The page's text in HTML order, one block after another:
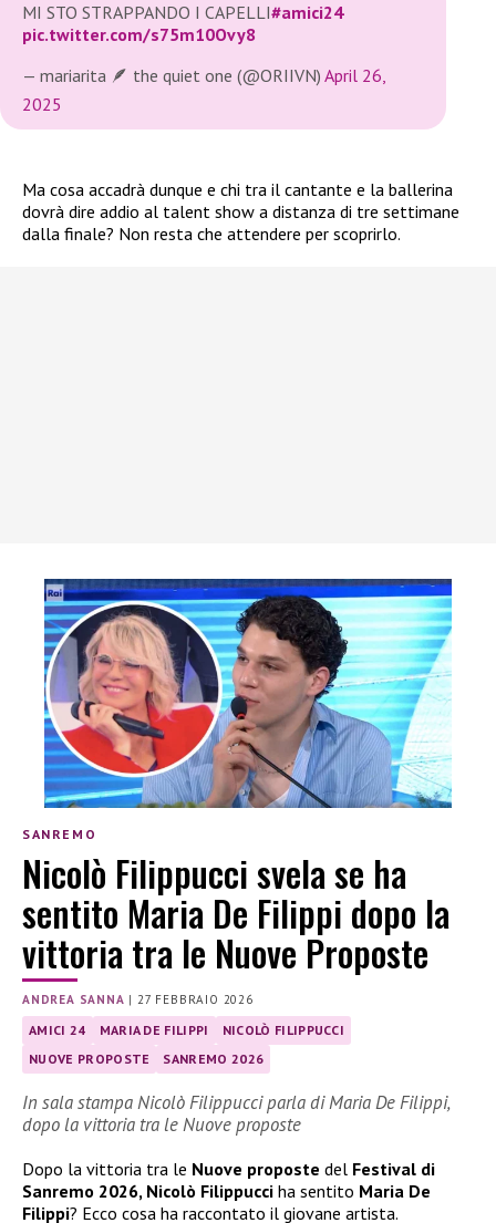
MI STO STRAPPANDO I CAPELLI#amici24
pic.twitter.com/s75m10Ovy8
— mariarita 🪶 the quiet one (@ORIIVN) April 26,
2025
Ma cosa accadrà dunque e chi tra il cantante e la ballerina
dovrà dire addio al talent show a distanza di tre settimane
dalla finale? Non resta che attendere per scoprirlo.
SANREMO
Nicolò Filippucci svela se ha
sentito Maria De Filippi dopo la
vittoria tra le Nuove Proposte
ANDREA SANNA | 27 FEBBRAIO 2026
AMICI 24 MARIA DE FILIPPI
NICOLÒ FILIPPUCCI
NUOVE PROPOSTE
SANREMO 2026
In sala stampa Nicolò Filippucci parla di Maria De Filippi,
dopo la vittoria tra le Nuove proposte
Dopo la vittoria tra le Nuove proposte del Festival di
Sanremo 2026, Nicolò Filippucci ha sentito Maria De
Filippi? Ecco cosa ha raccontato il giovane artista.